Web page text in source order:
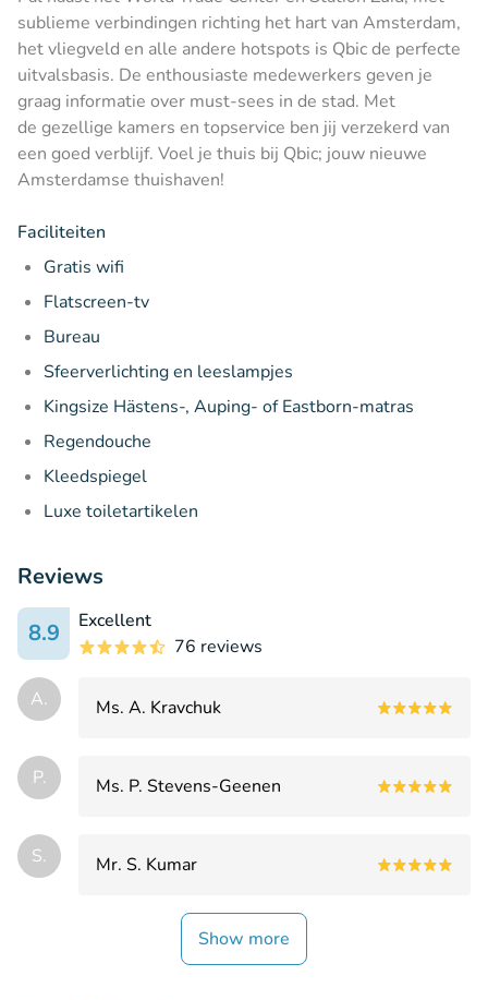
sublieme verbindingen richting het hart van Amsterdam,
het vliegveld en alle andere hotspots is Qbic de perfecte
uitvalsbasis. De enthousiaste medewerkers geven je
graag informatie over must-sees in de stad. Met
de gezellige kamers en topservice ben jij verzekerd van
een goed verblijf. Voel je thuis bij Qbic; jouw nieuwe
Amsterdamse thuishaven!
Faciliteiten
Gratis wifi
Flatscreen-tv
Bureau
Sfeerverlichting en leeslampjes
Kingsize Hästens-, Auping- of Eastborn-matras
Regendouche
Kleedspiegel
Luxe toiletartikelen
Reviews
8.9
Excellent
76 reviews
А. Ms. А. Kravchuk
P. Ms. P. Stevens-Geenen
S. Mr. S. Kumar
Show more